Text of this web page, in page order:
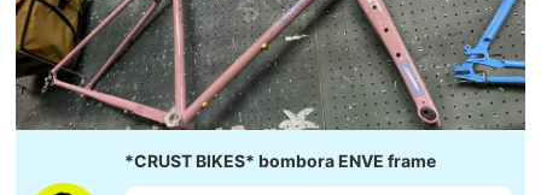
*CRUST BIKES* bombora ENVE frame